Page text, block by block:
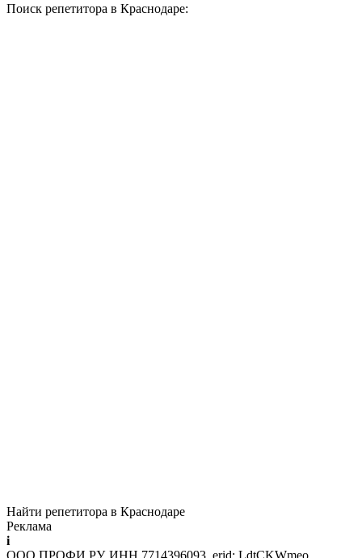
Поиск репетитора в Краснодаре:
Найти репетитора в Краснодаре
Реклама
i
ООО ПРОФИ.РУ, ИНН 7714396093, erid: LdtCKWmeo